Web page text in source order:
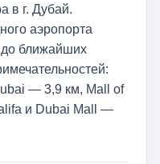
в г. Дубай.
аэропорта
ближайших
— 3,9 км, Mall of
и Dubai Mall —